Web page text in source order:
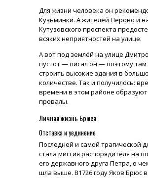
Для жизни человека он
Кузьминки. А жителей Перово и
Кутузовского проспекта
всяких неприятностей на улице.
А вот под землёй на улице
пустот — писал он — поэтому там
строить высокие здания в
количестве. Так и получилось:
времени в этом районе
провалы.
Личная жизнь Брюса
Отставка и уединение
Последней и самой трагической
стала миссия распорядителя на
его державного друга Петра, о
шла выше. В1726 году Яков Брюс